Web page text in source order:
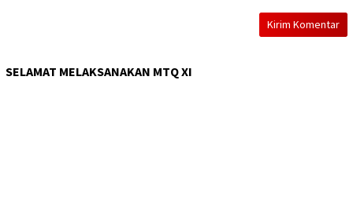
SELAMAT MELAKSANAKAN MTQ XI